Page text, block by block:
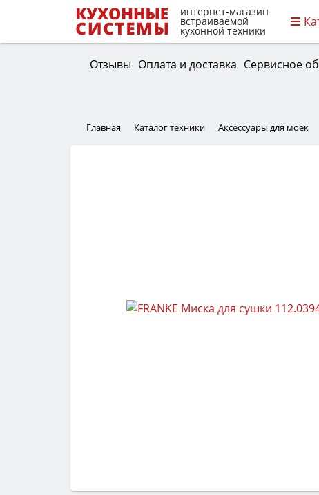
интернет-магазин
встраиваемой
кухонной техники
Отзывы Оплата и доставка Сервисное
Главная Каталог техники Аксессуары для моек